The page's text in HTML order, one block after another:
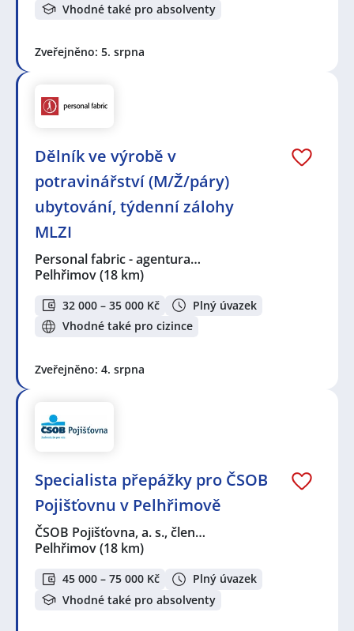
Vhodné také pro absolventy
Zveřejněno: 5. srpna
Dělník ve výrobě v
potravinářství (M/Ž/páry)
ubytování, týdenní zálohy
MLZI
Personal fabric - agentura…
Pelhřimov(18 km)
32 000 – 35 000 Kč
Plný úvazek
Vhodné také pro cizince
Zveřejněno: 4. srpna
Specialista přepážky pro ČSOB
Pojišťovnu v Pelhřimově
ČSOB Pojišťovna, a. s., člen…
Pelhřimov(18 km)
45 000 – 75 000 Kč
Plný úvazek
Vhodné také pro absolventy